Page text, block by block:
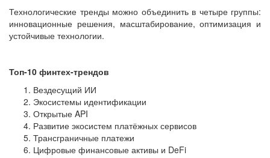
Технологические тренды можно объединить в четыре группы:
инновационные решения, масштабирование, оптимизация и
устойчивые технологии.
Топ-10 финтех-трендов
Вездесущий ИИ
Экосистемы идентификации
Открытые API
Развитие экосистем платёжных сервисов
Трансграничные платежи
Цифровые финансовые активы и DeFi